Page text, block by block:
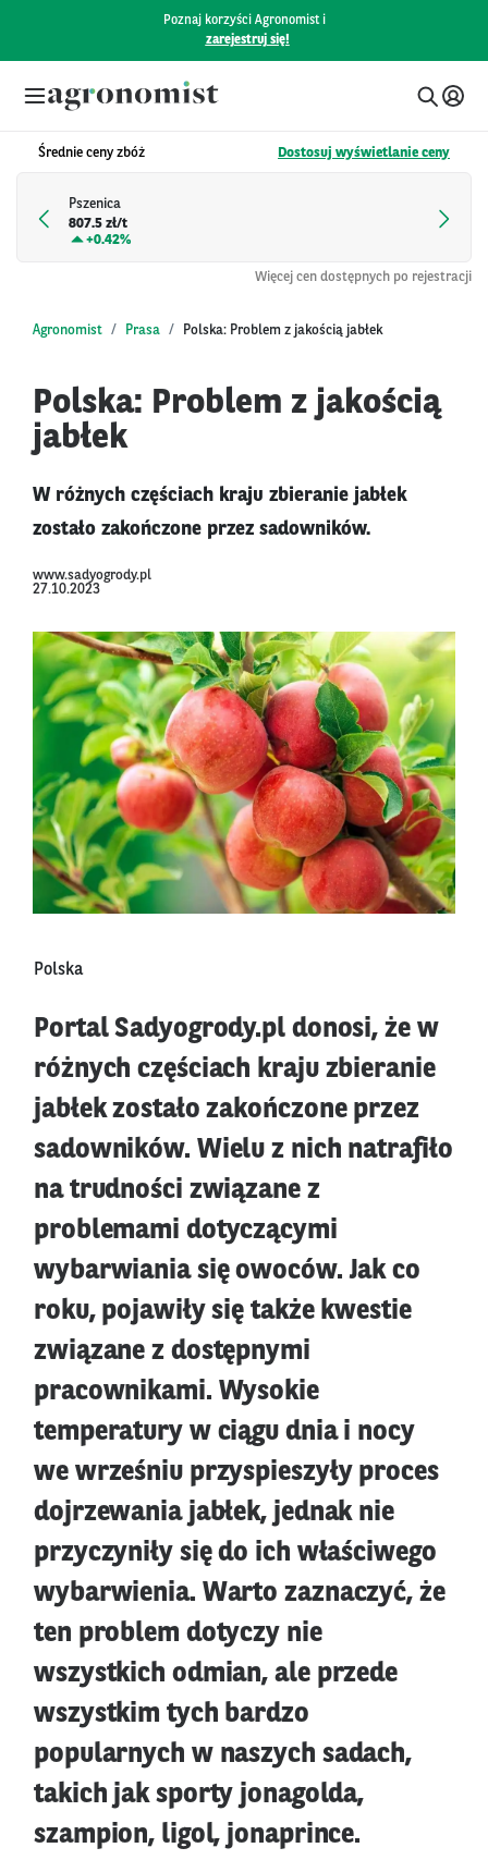
Poznaj korzyści Agronomist i
zarejestruj się!
Średnie ceny zbóż Dostosuj wyświetlanie ceny
Pszenica
807.5 zł/t
+0.42%
Więcej cen dostępnych po rejestracji
Agronomist Prasa Polska: Problem z jakością jabłek
Polska: Problem z jakością
jabłek
W różnych częściach kraju zbieranie jabłek
zostało zakończone przez sadowników.
www.sadyogrody.pl
27.10.2023
Polska
Portal Sadyogrody.pl donosi, że w
różnych częściach kraju zbieranie
jabłek zostało zakończone przez
sadowników. Wielu z nich natrafiło
na trudności związane z
problemami dotyczącymi
wybarwiania się owoców. Jak co
roku, pojawiły się także kwestie
związane z dostępnymi
pracownikami. Wysokie
temperatury w ciągu dnia i nocy
we wrześniu przyspieszyły proces
dojrzewania jabłek, jednak nie
przyczyniły się do ich właściwego
wybarwienia. Warto zaznaczyć, że
ten problem dotyczy nie
wszystkich odmian, ale przede
wszystkim tych bardzo
popularnych w naszych sadach,
takich jak sporty jonagolda,
szampion, ligol, jonaprince.